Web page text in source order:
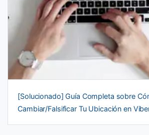
[Solucionado] Guía Completa sobre
Cambiar/Falsificar Tu Ubicación en